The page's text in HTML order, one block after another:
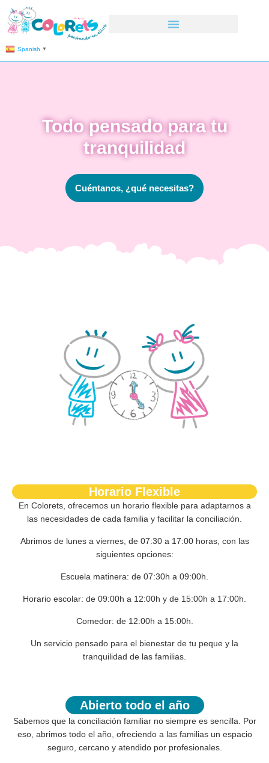
Spanish ▼
Todo pensado para tu
tranquilidad
Cuéntanos, ¿qué necesitas?
Horario Flexible
En Colorets, ofrecemos un horario flexiblepara adaptarnos a
las necesidades de cada familia y facilitar la conciliación.
Abrimos de lunes a viernes, de 07:30 a 17:00 horas, con las
siguientes opciones:
Escuela matinera: de 07:30h a 09:00h.
Horario escolar: de 09:00h a 12:00h y de 15:00h a 17:00h.
Comedor: de 12:00h a 15:00h.
Un servicio pensado para el bienestar de tu peque y la
tranquilidad de las familias.
Abierto todo el año
Sabemos que la conciliación familiar no siempre es sencilla. Por
eso, abrimos todo el año, ofreciendo a las familias un espacio
seguro, cercano y atendido por profesionales.